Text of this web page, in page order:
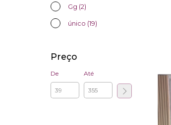
Gg (2)
único (19)
Preço
De Até